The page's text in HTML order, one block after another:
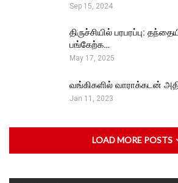
Sep 15, 2024
திருச்சியில் பரபரப்பு:
பங்கேற்க…
May 17, 2025
வங்கிகளில் வாராக்கடன்
Jan 11, 2023
LOAD MORE POSTS